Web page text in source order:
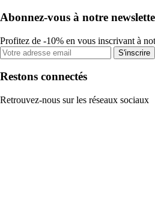
Abonnez-vous à notre
Profitez de -10% en vous inscrivant à
S'inscrire
Restons connectés
Retrouvez-nous sur les réseaux sociaux